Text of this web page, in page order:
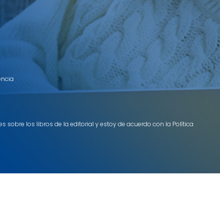
sobre los libros de la editorial y estoy de acuerdo con la Política